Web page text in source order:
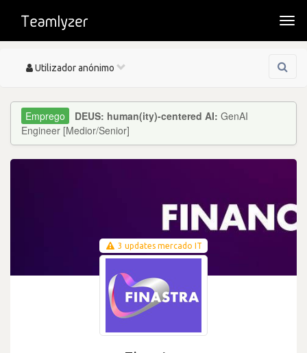
Toggle
Utilizador anónimo
DEUS: human(ity)-centered AI: GenAI
Engineer [Medior/Senior]
3 updates mercado IT